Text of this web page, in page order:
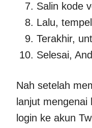
Salin kode
Lalu,
Terakhir,
Selesai,
Nah setelah
lanjut
login ke akun